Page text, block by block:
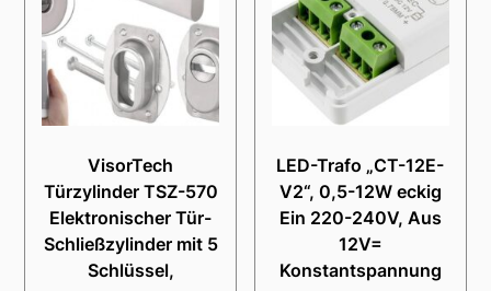
VisorTech
Türzylinder TSZ-570
Elektronischer Tür-
Schließzylinder mit 5
Schlüssel,
LED-Trafo „CT-12E-
V2“, 0,5-12W eckig
Ein 220-240V, Aus
12V=
Konstantspannung